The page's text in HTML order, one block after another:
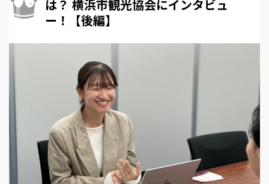
は？ 横浜市観光協会にインタビュ
ー！【後編】